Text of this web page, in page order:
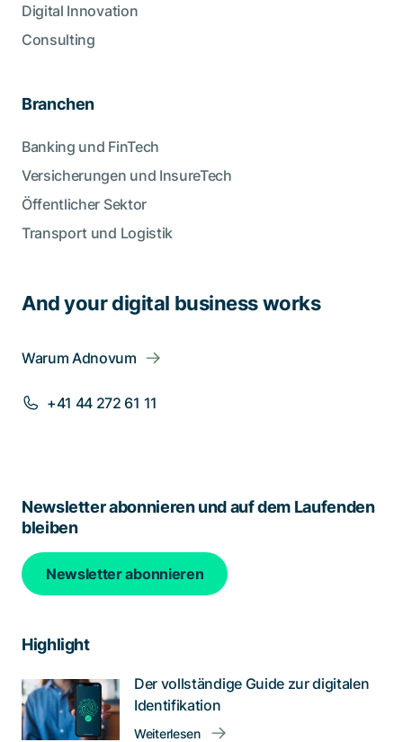
And your digital business works
Warum Adnovum
+41 44 272 61 11
Digital Innovation
Consulting
Branchen
Banking und FinTech
Versicherungen und InsureTech
Öffentlicher Sektor
Transport und Logistik
Newsletter abonnieren und auf dem Laufenden
bleiben
Newsletter abonnieren
Highlight
Der vollständige Guide zur digitalen
Identifikation
Weiterlesen